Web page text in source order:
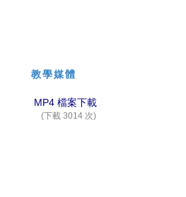
教學媒體
MP4 檔案下載
(下載 3014 次)